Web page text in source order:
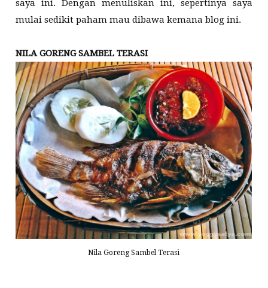
saya ini. Dengan menuliskan ini, sepertinya saya
mulai sedikit paham mau dibawa kemana blog ini.
NILA GORENG SAMBEL TERASI
Nila Goreng Sambel Terasi